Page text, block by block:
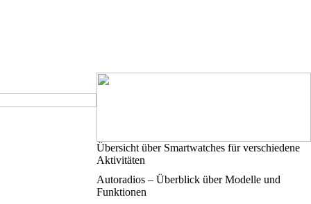
Übersicht über Smartwatches für verschiedene
Aktivitäten
Autoradios – Überblick über Modelle und
Funktionen